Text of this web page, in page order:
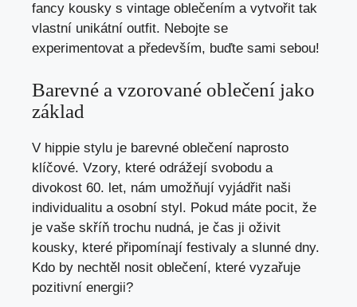
fancy⁤ kousky s vintage ⁤oblečením a vytvořit⁣ tak
‍vlastní unikátní outfit. ​Nebojte se
experimentovat a především, buďte sami sebou!
Barevné ‌a vzorované oblečení jako
základ
V hippie stylu je barevné oblečení⁢ naprosto
klíčové. Vzory, které odrážejí‍ svobodu a⁢
divokost 60. let, nám umožňují vyjádřit​ naši
‌individualitu ‍a osobní styl. Pokud máte pocit,⁣ že
je vaše skříň trochu‍ nudná, je čas ji oživit
kousky, které‌ připomínají festivaly a slunné dny.⁤
Kdo by ‍nechtěl nosit oblečení,⁤ které vyzařuje⁤
pozitivní ​energii?